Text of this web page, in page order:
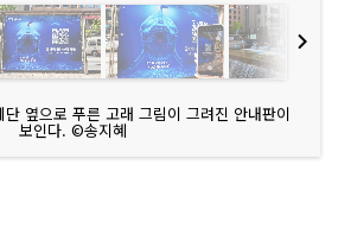
옆으로 푸른 고래 그림이 그려진 안내판이
보인다. ©송지혜